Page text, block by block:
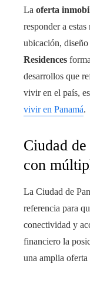
La oferta
responder a
ubicación,
Residences
desarrollos que
vivir en el país,
vivir en Panamá.
Ciudad
con
La Ciudad de
referencia para
conectividad y
financiero la
una amplia